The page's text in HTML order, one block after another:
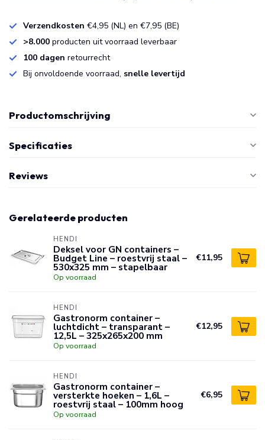
Verzendkosten €4,95 (NL) en €7,95 (BE)
>8.000 producten uit voorraad leverbaar
100 dagen retourrecht
Bij onvoldoende voorraad, snelle levertijd
Productomschrijving
Specificaties
Reviews
Gerelateerde producten
HENDI
Deksel voor GN containers –
Budget Line – roestvrij staal –
530x325 mm – stapelbaar
Op voorraad
€11,95
HENDI
Gastronorm container –
luchtdicht – transparant –
12,5L – 325x265x200 mm
Op voorraad
€12,95
HENDI
Gastronorm container –
versterkte hoeken – 1,6L –
roestvrij staal – 100mm hoog
Op voorraad
€6,95